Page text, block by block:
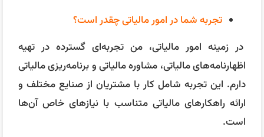
سوالات رفتاری:
در مورد چالشی که در شغل قبلی خود با آن روبرو
بودید و نحوه حل آن توضیح دهید.
در شغل قبلی‌ام، با چالش‌های مربوط به تطابق با